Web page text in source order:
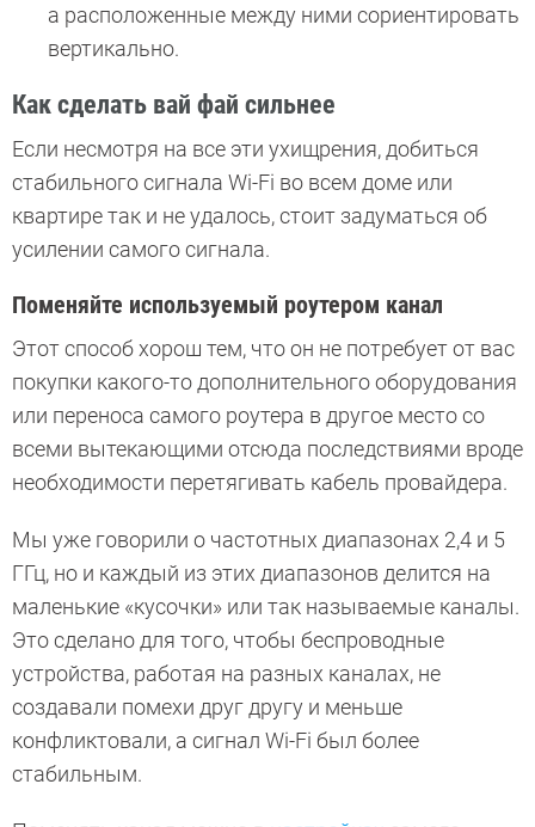
а расположенные между ними сориентировать
вертикально.
Как сделать вай фай сильнее
Если несмотря на все эти ухищрения, добиться
стабильного сигнала Wi-Fi во всем доме или
квартире так и не удалось, стоит задуматься об
усилении самого сигнала.
Поменяйте используемый роутером канал
Этот способ хорош тем, что он не потребует от вас
покупки какого-то дополнительного оборудования
или переноса самого роутера в другое место со
всеми вытекающими отсюда последствиями вроде
необходимости перетягивать кабель провайдера.
Мы уже говорили о частотных диапазонах 2,4 и 5
ГГц, но и каждый из этих диапазонов делится на
маленькие «кусочки» или так называемые каналы.
Это сделано для того, чтобы беспроводные
устройства, работая на разных каналах, не
создавали помехи друг другу и меньше
конфликтовали, а сигнал Wi-Fi был более
стабильным.